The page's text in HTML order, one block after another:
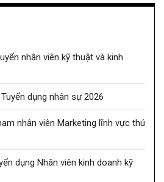
nhân viên kỹ thuật và kinh
dụng nhân sự 2026
nhân viên Marketing lĩnh vực thú
dụng Nhân viên kinh doanh kỹ